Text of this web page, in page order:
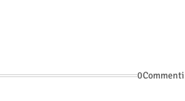
0Commenti